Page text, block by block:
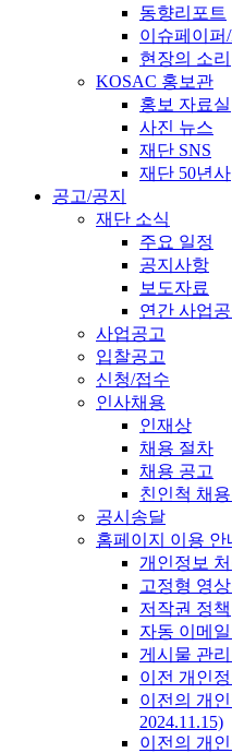
동향리포트
이슈페이퍼
현장의 소리
KOSAC 홍보관
홍보 자료실
사진 뉴스
재단 SNS
재단 50년사
공고/공지
재단 소식
주요 일정
공지사항
보도자료
연간 사업
사업공고
입찰공고
신청/접수
인사채용
인재상
채용 절차
채용 공고
친인척 채
공시송달
홈페이지 이용 안
개인정보
고정형 영
저작권 정책
자동 이메
게시물 관
이전 개인
이전의 개
2024.11.15)
이전의 개